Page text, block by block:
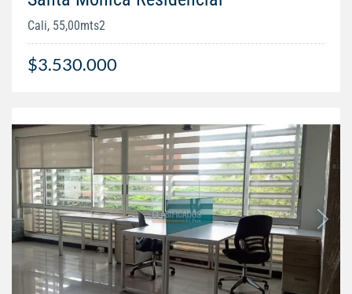
Cali, 55,00mts2
$3.530.000